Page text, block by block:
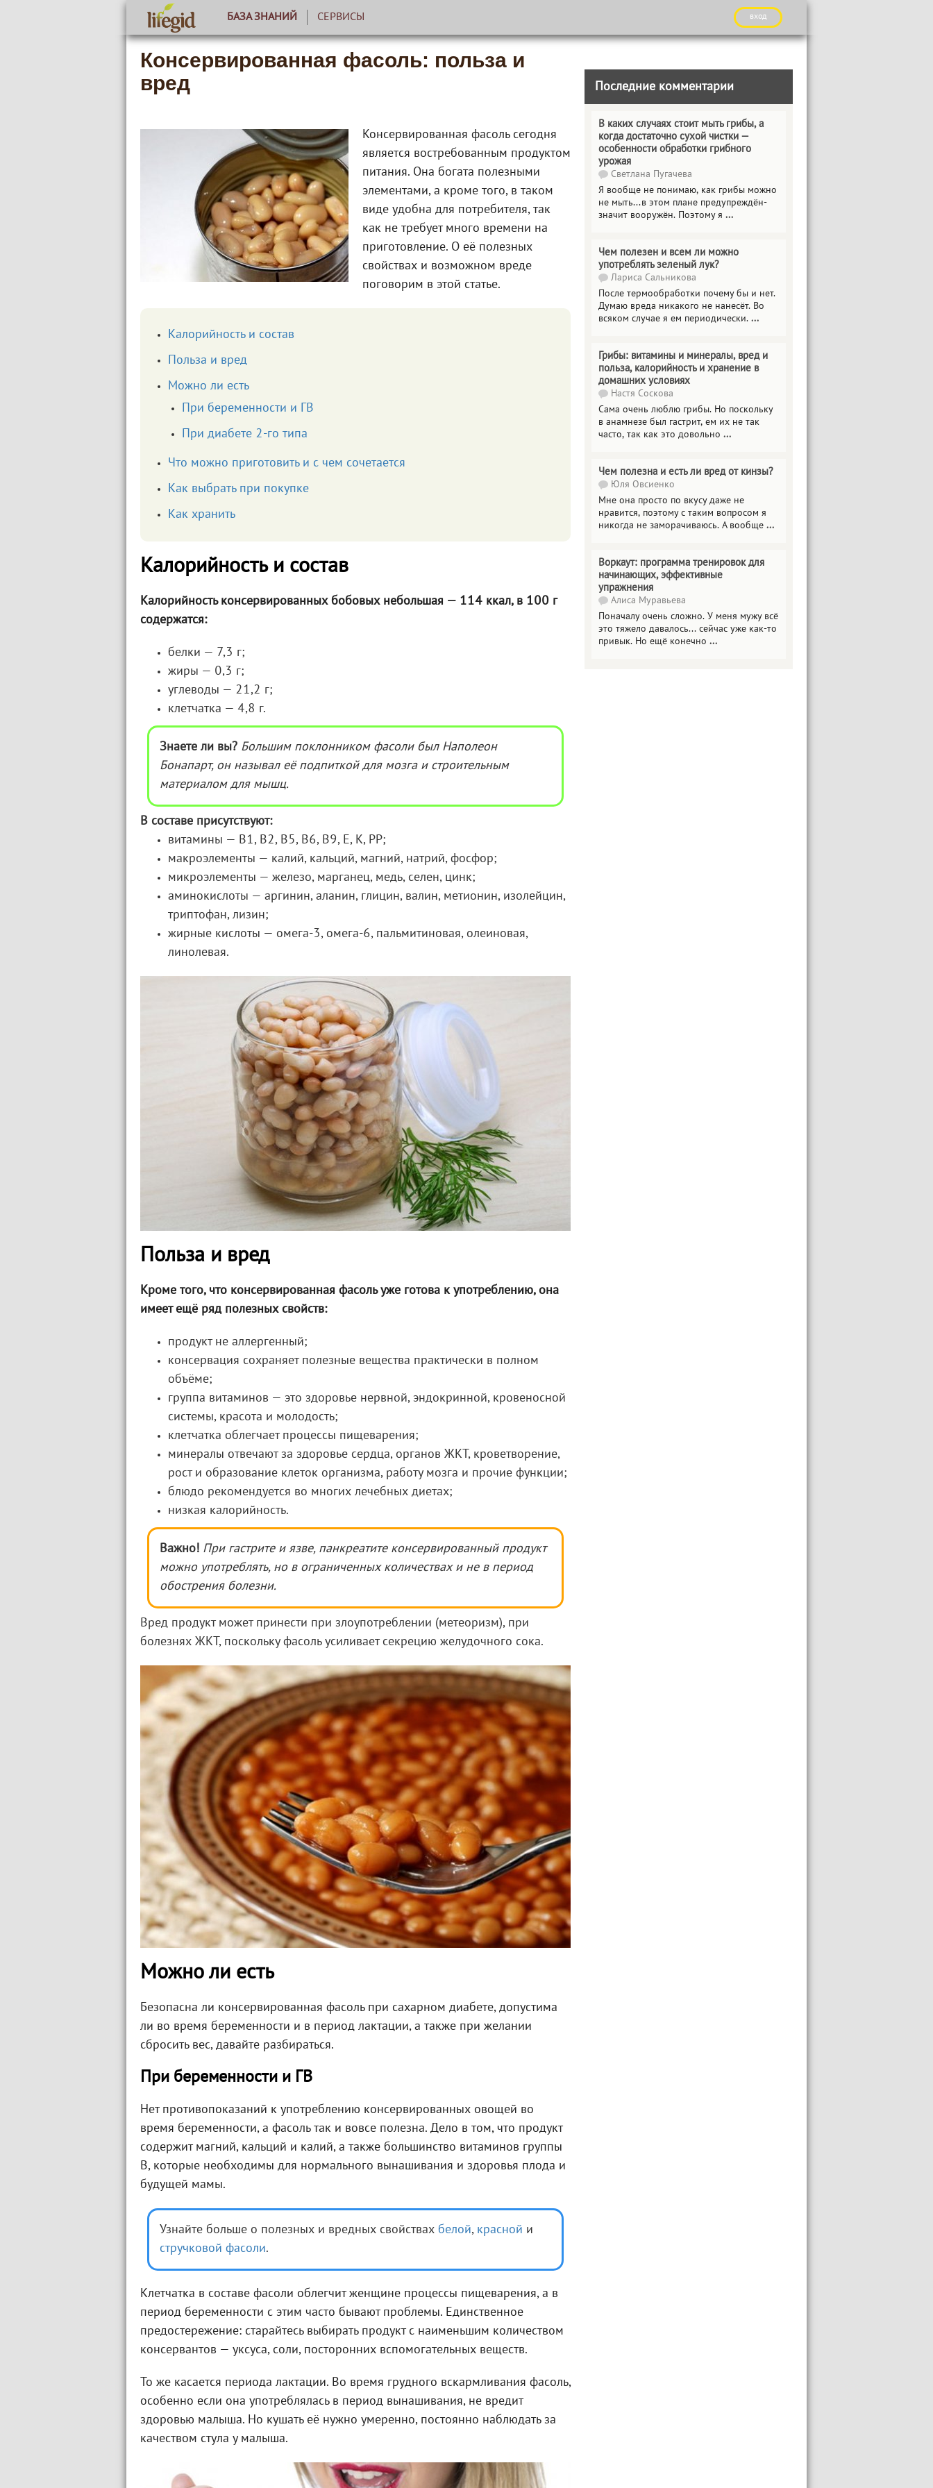
БАЗА ЗНАНИЙ СЕРВИСЫ вход
Консервированная фасоль: польза и
вред
Консервированная фасоль сегодня
является востребованным продуктом
питания. Она богата полезными
элементами, а кроме того, в таком
виде удобна для потребителя, так
как не требует много времени на
приготовление. О её полезных
свойствах и возможном вреде
поговорим в этой статье.
Калорийность и состав
Польза и вред
Можно ли есть
При беременности и ГВ
При диабете 2-го типа
Что можно приготовить и с чем сочетается
Как выбрать при покупке
Как хранить
Калорийность и состав
Калорийность консервированных бобовых небольшая — 114 ккал, в 100 г
содержатся:
белки — 7,3 г;
жиры — 0,3 г;
углеводы — 21,2 г;
клетчатка — 4,8 г.
Знаете ли вы? Большим поклонником фасоли был Наполеон
Бонапарт, он называл её подпиткой для мозга и строительным
материалом для мышц.
В составе присутствуют:
витамины — В1, В2, В5, В6, В9, Е, К, РР;
макроэлементы — калий, кальций, магний, натрий, фосфор;
микроэлементы — железо, марганец, медь, селен, цинк;
аминокислоты — аргинин, аланин, глицин, валин, метионин, изолейцин,
триптофан, лизин;
жирные кислоты — омега-3, омега-6, пальмитиновая, олеиновая,
линолевая.
Польза и вред
Кроме того, что консервированная фасоль уже готова к употреблению, она
имеет ещё ряд полезных свойств:
продукт не аллергенный;
консервация сохраняет полезные вещества практически в полном
объёме;
группа витаминов — это здоровье нервной, эндокринной, кровеносной
системы, красота и молодость;
клетчатка облегчает процессы пищеварения;
минералы отвечают за здоровье сердца, органов ЖКТ, кроветворение,
рост и образование клеток организма, работу мозга и прочие функции;
блюдо рекомендуется во многих лечебных диетах;
низкая калорийность.
Важно! При гастрите и язве, панкреатите консервированный продукт
можно употреблять, но в ограниченных количествах и не в период
обострения болезни.
Вред продукт может принести при злоупотреблении (метеоризм), при
болезнях ЖКТ, поскольку фасоль усиливает секрецию желудочного сока.
Можно ли есть
Безопасна ли консервированная фасоль при сахарном диабете, допустима
ли во время беременности и в период лактации, а также при желании
сбросить вес, давайте разбираться.
При беременности и ГВ
Нет противопоказаний к употреблению консервированных овощей во
время беременности, а фасоль так и вовсе полезна. Дело в том, что продукт
содержит магний, кальций и калий, а также большинство витаминов группы
В, которые необходимы для нормального вынашивания и здоровья плода и
будущей мамы.
Узнайте больше о полезных и вредных свойствах белой, красной и
стручковой фасоли.
Клетчатка в составе фасоли облегчит женщине процессы пищеварения, а в
период беременности с этим часто бывают проблемы. Единственное
предостережение: старайтесь выбирать продукт с наименьшим количеством
консервантов — уксуса, соли, посторонних вспомогательных веществ.
То же касается периода лактации. Во время грудного вскармливания фасоль,
особенно если она употреблялась в период вынашивания, не вредит
здоровью малыша. Но кушать её нужно умеренно, постоянно наблюдать за
качеством стула у малыша.
Последние комментарии
В каких случаях стоит мыть грибы, а
когда достаточно сухой чистки —
особенности обработки грибного
урожая
Светлана Пугачева
Я вообще не понимаю, как грибы можно
не мыть...в этом плане предупреждён-
значит вооружён. Поэтому я ...
Чем полезен и всем ли можно
употреблять зеленый лук?
Лариса Сальникова
После термообработки почему бы и нет.
Думаю вреда никакого не нанесёт. Во
всяком случае я ем периодически. ...
Грибы: витамины и минералы, вред и
польза, калорийность и хранение в
домашних условиях
Настя Соскова
Сама очень люблю грибы. Но поскольку
в анамнезе был гастрит, ем их не так
часто, так как это довольно ...
Чем полезна и есть ли вред от кинзы?
Юля Овсиенко
Мне она просто по вкусу даже не
нравится, поэтому с таким вопросом я
никогда не заморачиваюсь. А вообще ...
Воркаут: программа тренировок для
начинающих, эффективные
упражнения
Алиса Муравьева
Поначалу очень сложно. У меня мужу всё
это тяжело давалось... сейчас уже как-то
привык. Но ещё конечно ...